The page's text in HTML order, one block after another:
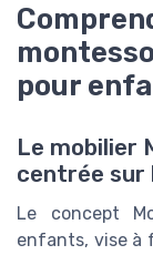
pour
Le mobilier
centrée sur
Le concept
enfants, vise à